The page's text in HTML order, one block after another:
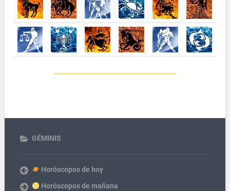
GÉMINIS
Horóscopos de hoy
Horóscopos de mañana